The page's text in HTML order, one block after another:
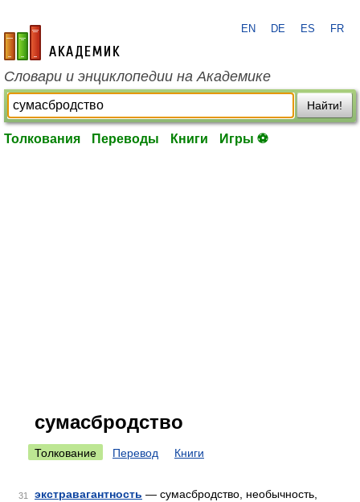
academic.ru
EN DE ES FR
Словари и энциклопедии на Академике
Найти!
Толкования Переводы Книги Игры ⚽
сумасбродство
Толкование Перевод Книги
31 экстравагантность — сумасбродство, необычность,